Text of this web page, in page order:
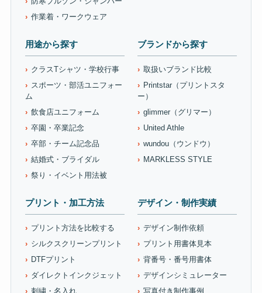
作業着・ワークウェア
用途から探す
クラスTシャツ・学校行事
スポーツ・部活ユニフォー
ム
飲食店ユニフォーム
卒園・卒業記念
卒部・チーム記念品
結婚式・ブライダル
祭り・イベント用法被
ブランドから探す
取扱いブランド比較
Printstar（プリントスタ
ー）
glimmer（グリマー）
United Athle
wundou（ウンドウ）
MARKLESS STYLE
プリント・加工方法
プリント方法を比較する
シルクスクリーンプリント
DTFプリント
ダイレクトインクジェット
刺繍・名入れ
デザイン・制作実績
デザイン制作依頼
プリント用書体見本
背番号・番号用書体
デザインシミュレーター
写真付き制作事例